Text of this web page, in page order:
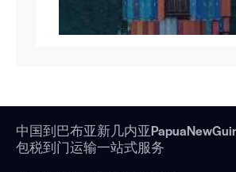
中国到巴布亚新几内亚
包税到门运输一站式服务